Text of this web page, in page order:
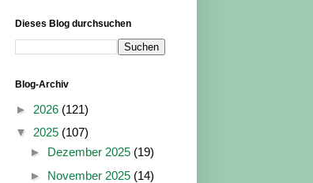
Dieses Blog durchsuchen
Blog-Archiv
► 2026 (121)
▼ 2025 (107)
► Dezember 2025 (19)
► November 2025 (14)